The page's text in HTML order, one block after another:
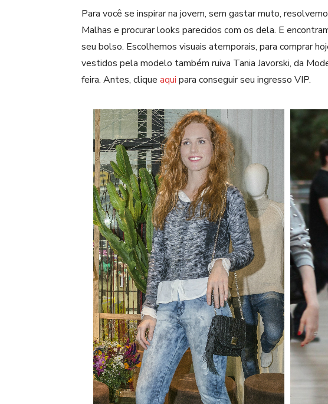
Para você se inspirar na jovem, sem gastar muto,
Malhas e procurar looks parecidos com os dela. E
seu bolso. Escolhemos visuais atemporais, para comprar
vestidos pela modelo também ruiva Tania Javorski, da
feira. Antes, clique aqui para conseguir seu ingresso VIP.